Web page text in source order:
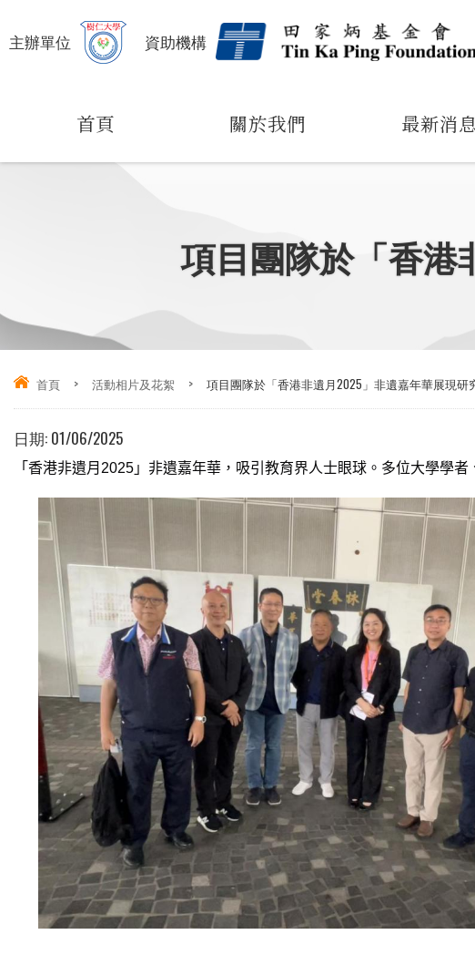
主辦單位 資助機構
首頁 關於我們 最新消
項目團隊於「香港
首頁 > 活動相片及花絮 > 項目團隊於「香港非遺月2025」非遺嘉年華展現研
日期: 01/06/2025
「香港非遺月 2025 」非遺嘉年華，吸引教育界人士眼球。多位大學學